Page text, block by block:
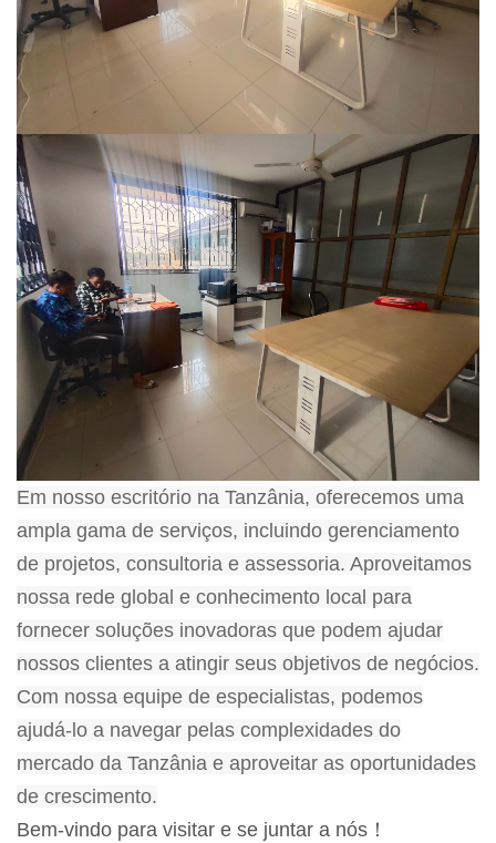
Em nosso escritório na Tanzânia, oferecemos uma
ampla gama de serviços, incluindo gerenciamento
de projetos, consultoria e assessoria. Aproveitamos
nossa rede global e conhecimento local para
fornecer soluções inovadoras que podem ajudar
nossos clientes a atingir seus objetivos de negócios.
Com nossa equipe de especialistas, podemos
ajudá-lo a navegar pelas complexidades do
mercado da Tanzânia e aproveitar as oportunidades
de crescimento.
Bem-vindo para visitar e se juntar a nós！